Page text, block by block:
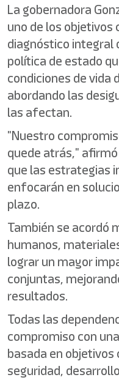
La gobernadora
uno de los objetivos
diagnóstico integral
política de estado
condiciones de vida
abordando las
las afectan.
"Nuestro
quede atrás,"
que las estrategias
enfocarán en
plazo.
También se acordó
humanos,
lograr un mayor
conjuntas,
resultados.
Todas las
compromiso con
basada en
seguridad,